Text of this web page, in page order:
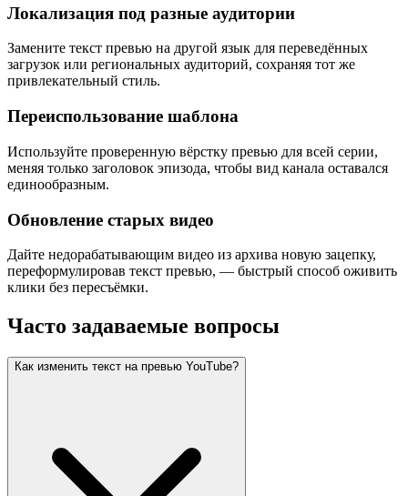
Локализация под разные аудитории
Замените текст превью на другой язык для переведённых
загрузок или региональных аудиторий, сохраняя тот же
привлекательный стиль.
Переиспользование шаблона
Используйте проверенную вёрстку превью для всей серии,
меняя только заголовок эпизода, чтобы вид канала оставался
единообразным.
Обновление старых видео
Дайте недорабатывающим видео из архива новую зацепку,
переформулировав текст превью, — быстрый способ оживить
клики без пересъёмки.
Часто задаваемые вопросы
Как изменить текст на превью YouTube?